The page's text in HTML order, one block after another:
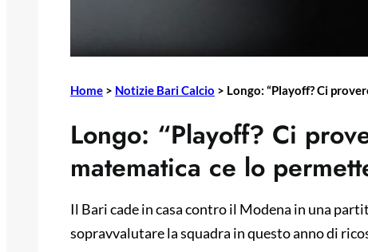
Home > Notizie Bari Calcio > Longo: “Playoff? Ci
Longo: “Playoff? Ci
matematica ce lo
Il Bari cade in casa contro il Modena in una
sopravvalutare la squadra in questo anno di